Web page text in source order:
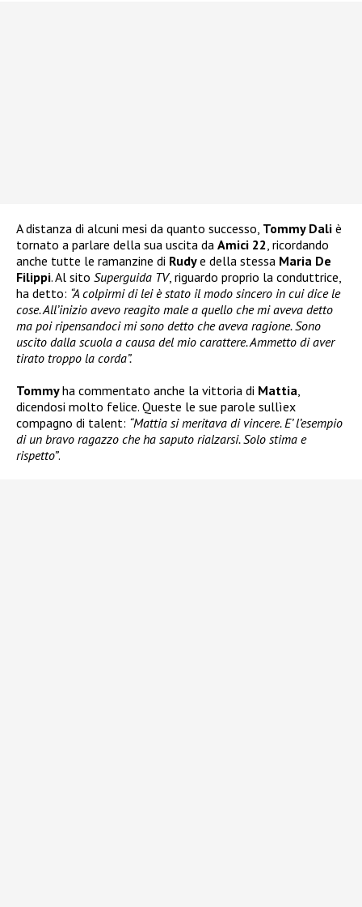
A distanza di alcuni mesi da quanto successo, Tommy Dali è
tornato a parlare della sua uscita da Amici 22, ricordando
anche tutte le ramanzine di Rudye della stessa Maria De
Filippi. Al sito Superguida TV, riguardo proprio la conduttrice,
ha detto: “A colpirmi di lei è stato il modo sincero in cui dice le
cose. All’inizio avevo reagito male a quello che mi aveva detto
ma poi ripensandoci mi sono detto che aveva ragione. Sono
uscito dalla scuola a causa del mio carattere. Ammetto di aver
tirato troppo la corda”.
Tommyha commentato anche la vittoria di Mattia,
dicendosi molto felice. Queste le sue parole sullìex
compagno di talent: “Mattia si meritava di vincere. E’ l’esempio
di un bravo ragazzo che ha saputo rialzarsi. Solo stima e
rispetto”.